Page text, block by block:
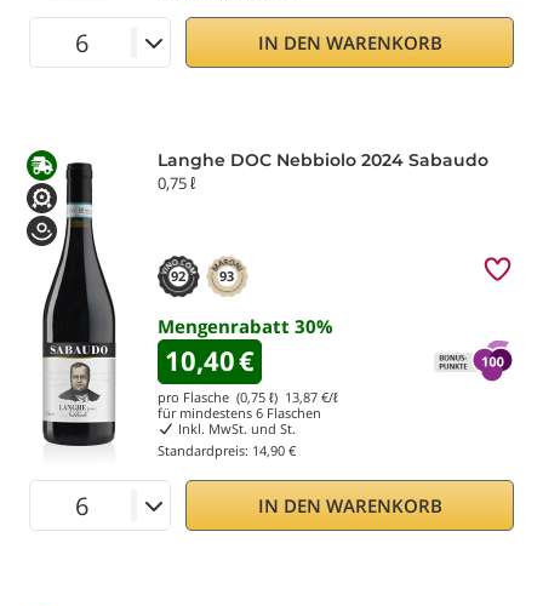
IN DEN WARENKORB
Langhe DOC Nebbiolo 2024 Sabaudo
0,75 ℓ
92 93
Mengenrabatt 30%
10,40€
pro Flasche (0,75 ℓ) 13,87 €/ℓ
für mindestens 6 Flaschen
Inkl. MwSt. und St.
Standardpreis: 14,90 €
IN DEN WARENKORB